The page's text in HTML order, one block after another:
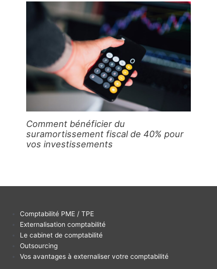
Comment bénéficier du
suramortissement fiscal de 40% pour
vos investissements
Comptabilité PME / TPE
Externalisation comptabilité
Le cabinet de comptabilité
Outsourcing
Vos avantages à externaliser votre comptabilité